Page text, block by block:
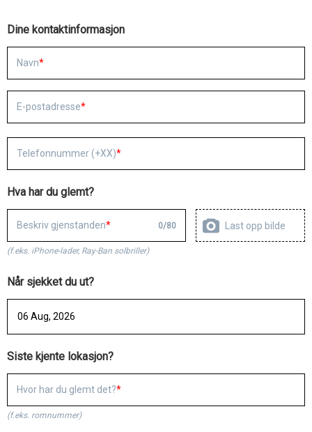
Dine kontaktinformasjon
Navn
E-postadresse
Telefonnummer (+XX)
Hva har du glemt?
Beskriv gjenstanden 0/80 Last opp bilde
(f.eks. iPhone-lader, Ray-Ban solbriller)
Når sjekket du ut?
Siste kjente lokasjon?
Hvor har du glemt det?
(f.eks. romnummer)